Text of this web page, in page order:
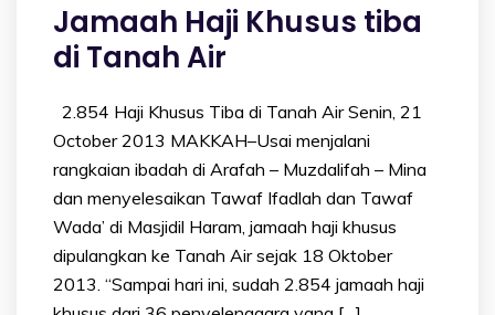
Jamaah Haji Khusus tiba
di Tanah Air
2.854 Haji Khusus Tiba di Tanah Air Senin, 21
October 2013 MAKKAH–Usai menjalani
rangkaian ibadah di Arafah – Muzdalifah – Mina
dan menyelesaikan Tawaf Ifadlah dan Tawaf
Wada’ di Masjidil Haram, jamaah haji khusus
dipulangkan ke Tanah Air sejak 18 Oktober
2013. “Sampai hari ini, sudah 2.854 jamaah haji